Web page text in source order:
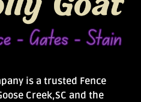
is a trusted Fence
Creek,SC and the